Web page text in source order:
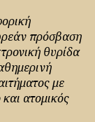
πρόσβαση
θυρίδα
με
ατομικός